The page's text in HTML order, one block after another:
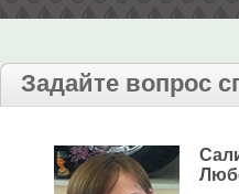
Задайте вопрос